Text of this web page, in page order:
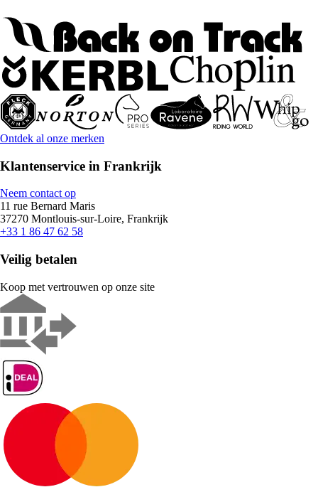
Ontdek al onze merken
Klantenservice in Frankrijk
Neem contact op
11 rue Bernard Maris
37270 Montlouis-sur-Loire, Frankrijk
+33 1 86 47 62 58
Veilig betalen
Koop met vertrouwen op onze site